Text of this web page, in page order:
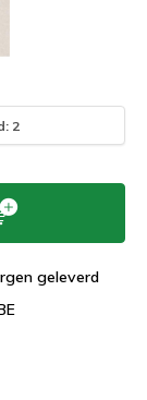
2
geleverd